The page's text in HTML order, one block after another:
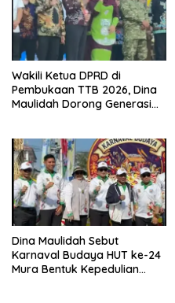
Wakili Ketua DPRD di
Pembukaan TTB 2026, Dina
Maulidah Dorong Generasi
Dina Maulidah Sebut
Karnaval Budaya HUT ke-24
Mura Bentuk Kepedulian